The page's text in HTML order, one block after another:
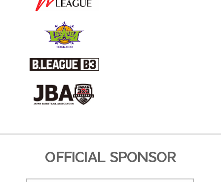
OFFICIAL SPONSOR